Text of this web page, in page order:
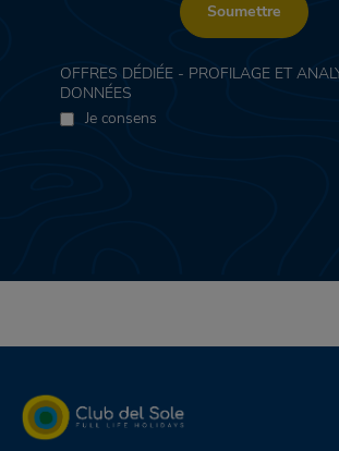
Soumettre
OFFRES DÉDIÉE - PROFILAGE ET
DONNÉES
Je consens